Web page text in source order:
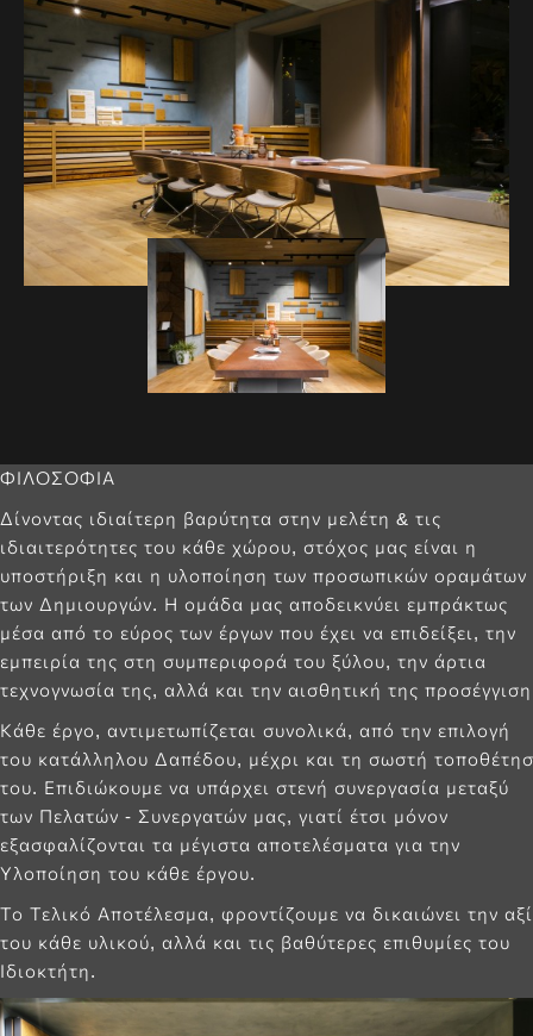
ΦΙΛΟΣΟΦΙΑ
Δίνοντας ιδιαίτερη βαρύτητα στην μελέτη & τις
ιδιαιτερότητες του κάθε χώρου, στόχος μας είναι η
υποστήριξη και η υλοποίηση των προσωπικών οραμάτων
των Δημιουργών. Η ομάδα μας αποδεικνύει εμπράκτως
μέσα από το εύρος των έργων που έχει να επιδείξει, την
εμπειρία της στη συμπεριφορά του ξύλου, την άρτια
τεχνογνωσία της, αλλά και την αισθητική της
Κάθε έργο, αντιμετωπίζεται συνολικά, από την επιλογή
του κατάλληλου Δαπέδου, μέχρι και τη σωστή
του. Επιδιώκουμε να υπάρχει στενή συνεργασία μεταξύ
των Πελατών - Συνεργατών μας, γιατί έτσι μόνον
εξασφαλίζονται τα μέγιστα αποτελέσματα για την
Υλοποίηση του κάθε έργου.
Το Τελικό Αποτέλεσμα, φροντίζουμε να δικαιώνει την
του κάθε υλικού, αλλά και τις βαθύτερες επιθυμίες του
Ιδιοκτήτη.